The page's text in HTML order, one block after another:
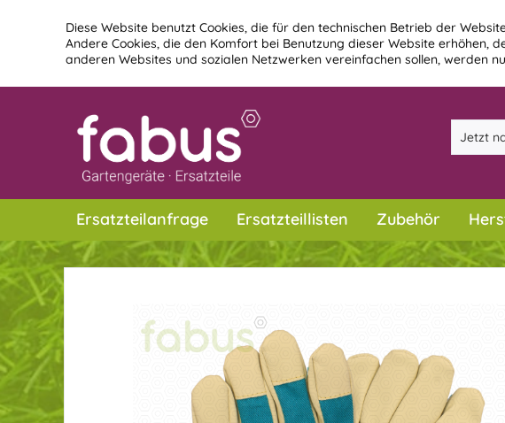
Diese Website benutzt Cookies, die für den technischen Betrieb der
Andere Cookies, die den Komfort bei Benutzung dieser Website
anderen Websites und sozialen Netzwerken vereinfachen sollen, werden
Ersatzteilanfrage Ersatzteillisten Zubehör